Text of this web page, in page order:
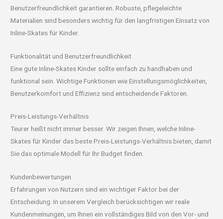
Benutzerfreundlichkeit garantieren. Robuste, pflegeleichte
Materialien sind besonders wichtig für den langfristigen Einsatz von
Inline-Skates für Kinder.
Funktionalität und Benutzerfreundlichkeit
Eine gute Inline-Skates Kinder sollte einfach zu handhaben und
funktional sein. Wichtige Funktionen wie Einstellungsmöglichkeiten,
Benutzerkomfort und Effizienz sind entscheidende Faktoren.
Preis-Leistungs-Verhältnis
Teurer heißt nicht immer besser. Wir zeigen Ihnen, welche Inline-
Skates für Kinder das beste Preis-Leistungs-Verhältnis bieten, damit
Sie das optimale Modell für Ihr Budget finden.
Kundenbewertungen
Erfahrungen von Nutzern sind ein wichtiger Faktor bei der
Entscheidung. In unserem Vergleich berücksichtigen wir reale
Kundenmeinungen, um Ihnen ein vollständiges Bild von den Vor- und